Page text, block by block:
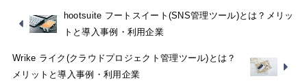
hootsuite フートスイート(SNS管理ツール)とは？メリッ
トと導入事例・利用企業
Wrike ライク(クラウドプロジェクト管理ツール)とは？
メリットと導入事例・利用企業